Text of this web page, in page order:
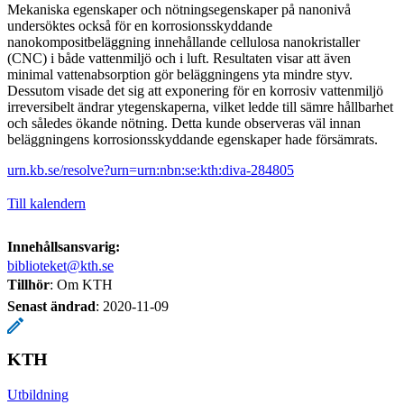
Mekaniska egenskaper och nötningsegenskaper på nanonivå
undersöktes också för en korrosionsskyddande
nanokompositbeläggning innehållande cellulosa nanokristaller
(CNC) i både vattenmiljö och i luft. Resultaten visar att även
minimal vattenabsorption gör beläggningens yta mindre styv.
Dessutom visade det sig att exponering för en korrosiv vattenmiljö
irreversibelt ändrar ytegenskaperna, vilket ledde till sämre hållbarhet
och således ökande nötning. Detta kunde observeras väl innan
beläggningens korrosionsskyddande egenskaper hade försämrats.
urn.kb.se/resolve?urn=urn:nbn:se:kth:diva-284805
Till kalendern
Innehållsansvarig:
biblioteket@kth.se
Tillhör: Om KTH
Senast ändrad: 2020-11-09
KTH
Utbildning